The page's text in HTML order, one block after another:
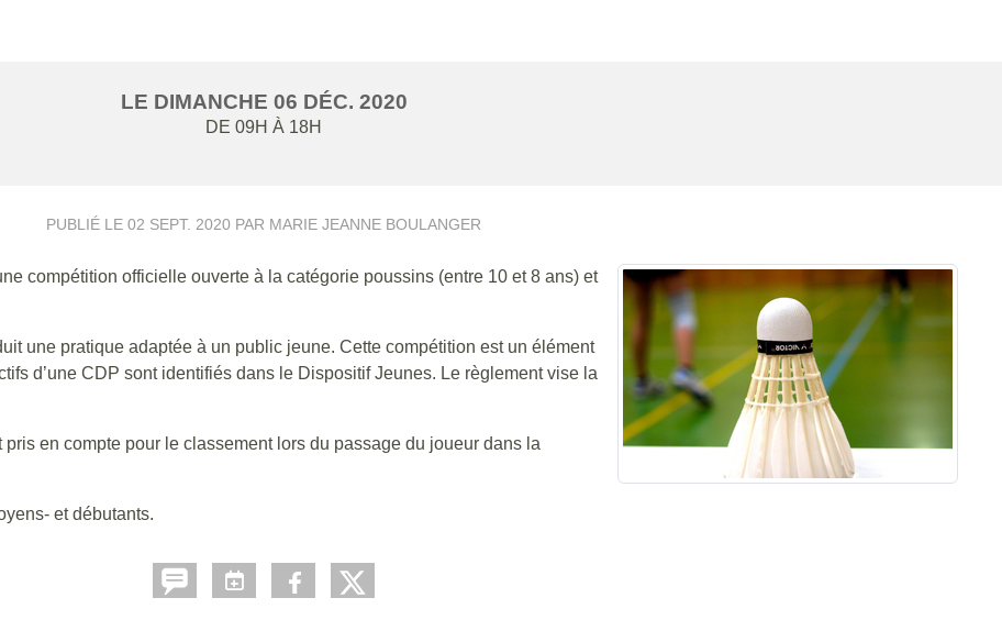
LE DIMANCHE 06 DÉC. 2020
DE 09H À 18H
PUBLIÉ LE 02 SEPT. 2020 PAR MARIE JEANNE BOULANGER
compétition officielle ouverte à la catégorie poussins (entre 10 et 8 ans) et
une pratique adaptée à un public jeune. Cette compétition est un élément
d’une CDP sont identifiés dans le Dispositif Jeunes. Le règlement vise la
en compte pour le classement lors du passage du joueur dans la
et débutants.